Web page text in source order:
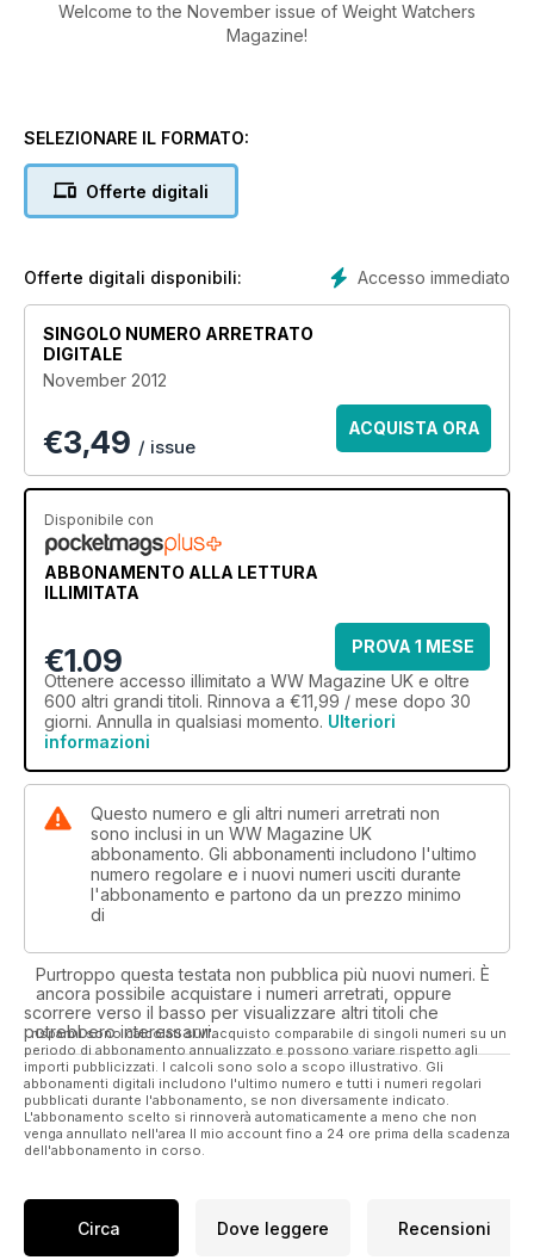
Welcome to the November issue of Weight Watchers
Magazine!
SELEZIONARE IL FORMATO:
Offerte digitali
Accesso immediato
Offerte digitali disponibili:
SINGOLO NUMERO ARRETRATO
DIGITALE
November 2012
€3,49 / issue
ACQUISTA ORA
Disponibile con
ABBONAMENTO ALLA LETTURA
ILLIMITATA
€1.09
PROVA 1 MESE
Ottenere accesso illimitato a WW Magazine UK e oltre
600 altri grandi titoli. Rinnova a €11,99 / mese dopo 30
giorni. Annulla in qualsiasi momento. Ulteriori
informazioni
Questo numero e gli altri numeri arretrati non
sono inclusi in un WW Magazine UK
abbonamento. Gli abbonamenti includono l'ultimo
numero regolare e i nuovi numeri usciti durante
l'abbonamento e partono da un prezzo minimo
di
Purtroppo questa testata non pubblica più nuovi numeri. È
ancora possibile acquistare i numeri arretrati, oppure
scorrere verso il basso per visualizzare altri titoli che
potrebbero interessarvi.
I risparmi sono calcolati sull'acquisto comparabile di singoli numeri su un
periodo di abbonamento annualizzato e possono variare rispetto agli
importi pubblicizzati. I calcoli sono solo a scopo illustrativo. Gli
abbonamenti digitali includono l'ultimo numero e tutti i numeri regolari
pubblicati durante l'abbonamento, se non diversamente indicato.
L'abbonamento scelto si rinnoverà automaticamente a meno che non
venga annullato nell'area Il mio account fino a 24 ore prima della scadenza
dell'abbonamento in corso.
Circa Dove leggere Recensioni